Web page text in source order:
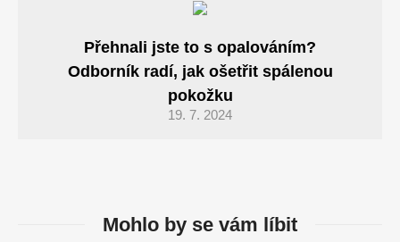
Přehnali jste to s opalováním?
Odborník radí, jak ošetřit spálenou
pokožku
19. 7. 2024
Mohlo by se vám líbit